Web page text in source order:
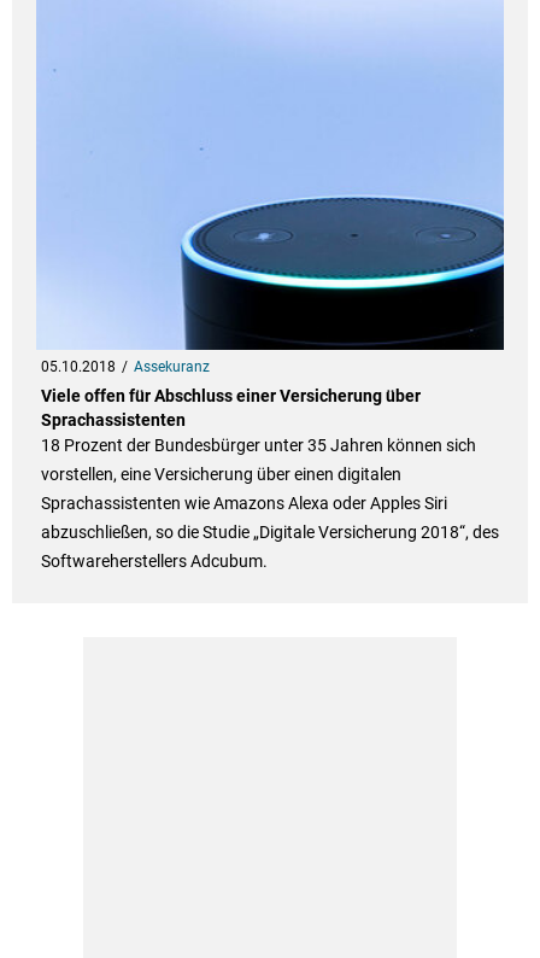
05.10.2018 Assekuranz
Viele offen für Abschluss einer Versicherung über
Sprachassistenten
18 Prozent der Bundesbürger unter 35 Jahren können sich
vorstellen, eine Versicherung über einen digitalen
Sprachassistenten wie Amazons Alexa oder Apples Siri
abzuschließen, so die Studie „Digitale Versicherung 2018“, des
Softwareherstellers Adcubum.